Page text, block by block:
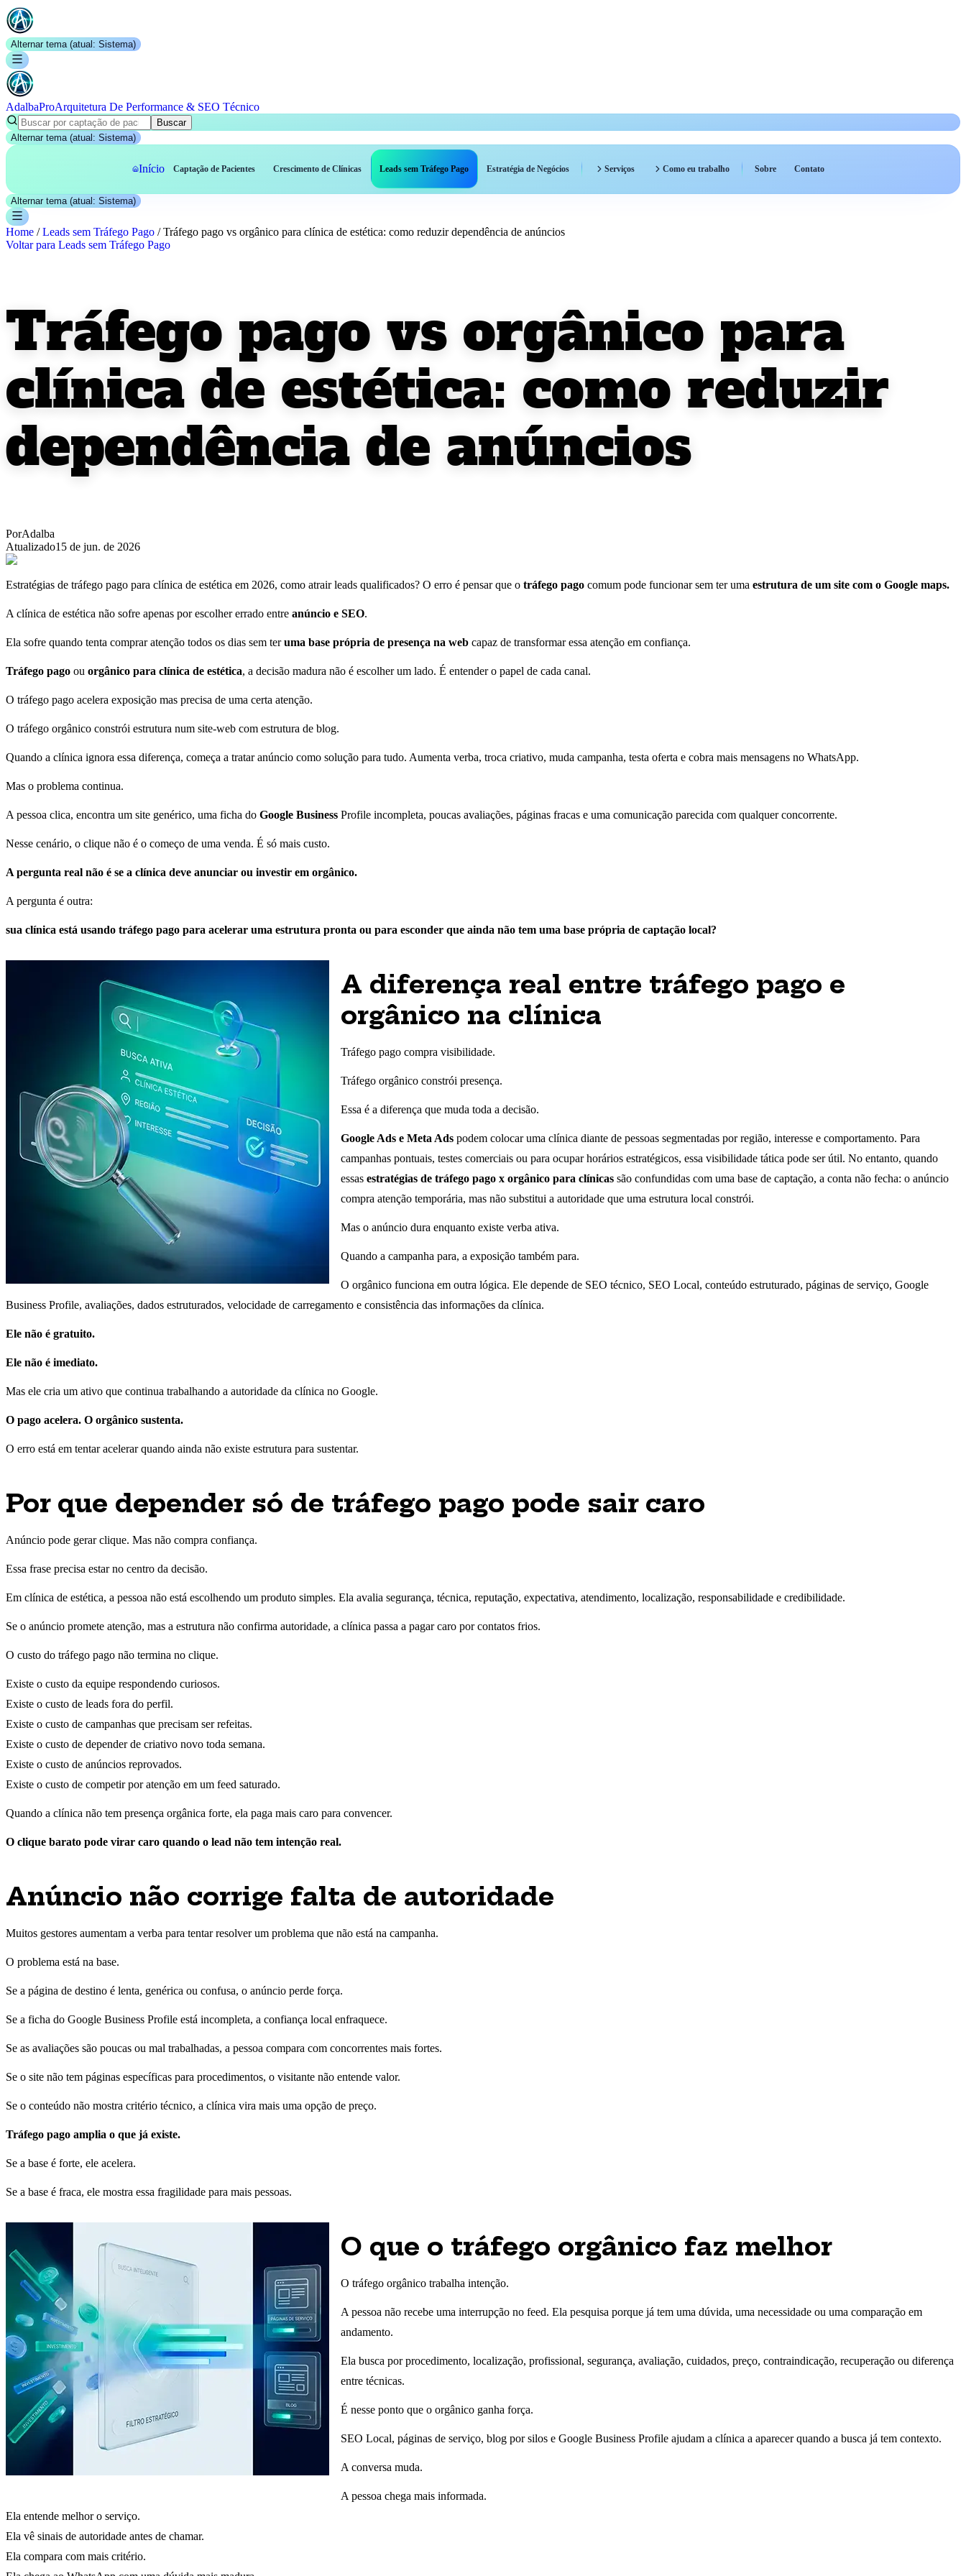
Alternar tema (atual: Sistema)
AdalbaProArquitetura De Performance & SEO Técnico
Buscar
Alternar tema (atual: Sistema)
Início Captação de Pacientes Crescimento de Clínicas Leads sem Tráfego Pago Estratégia de Negócios Serviços Como eu trabalho Sobre Contato
Alternar tema (atual: Sistema)
Home /Leads sem Tráfego Pago /Tráfego pago vs orgânico para clínica de estética: como reduzir dependência de anúncios
Voltar para Leads sem Tráfego Pago
Tráfego pago vs orgânico para
clínica de estética: como reduzir
dependência de anúncios
PorAdalba
Atualizado15 de jun. de 2026
Estratégias de tráfego pago para clínica de estética em 2026, como atrair leads qualificados? O erro é pensar que o tráfego pago comum pode funcionar sem ter uma estrutura de um site com o Google maps.
A clínica de estética não sofre apenas por escolher errado entre anúncio e SEO.
Ela sofre quando tenta comprar atenção todos os dias sem teruma base própria de presença na web capaz de transformar essa atenção em confiança.
Tráfego pago ou orgânico para clínica de estética, a decisão madura não é escolher um lado. É entender o papel de cada canal.
O tráfego pago acelera exposição mas precisa de uma certa atenção.
O tráfego orgânico constrói estrutura num site-web com estrutura de blog.
Quando a clínica ignora essa diferença, começa a tratar anúncio como solução para tudo. Aumenta verba, troca criativo, muda campanha, testa oferta e cobra mais mensagens no WhatsApp.
Mas o problema continua.
A pessoa clica, encontra um site genérico, uma ficha do Google Business Profile incompleta, poucas avaliações, páginas fracas e uma comunicação parecida com qualquer concorrente.
Nesse cenário, o clique não é o começo de uma venda. É só mais custo.
A pergunta real não é se a clínica deve anunciar ou investir em orgânico.
A pergunta é outra:
sua clínica está usando tráfego pago para acelerar uma estrutura pronta ou para esconder que ainda não tem uma base própria de captação local?
A diferença real entre tráfego pago e
orgânico na clínica
Tráfego pago compra visibilidade.
Tráfego orgânico constrói presença.
Essa é a diferença que muda toda a decisão.
Google Ads e Meta Ads podem colocar uma clínica diante de pessoas segmentadas por região, interesse e comportamento. Para
campanhas pontuais, testes comerciais ou para ocupar horários estratégicos, essa visibilidade tática pode ser útil. No entanto, quando
essas estratégias de tráfego pago x orgânico para clínicas são confundidas com uma base de captação, a conta não fecha: o anúncio
compra atenção temporária, mas não substitui a autoridade que uma estrutura local constrói.
Mas o anúncio dura enquanto existe verba ativa.
Quando a campanha para, a exposição também para.
O orgânico funciona em outra lógica. Ele depende de SEO técnico, SEO Local, conteúdo estruturado, páginas de serviço, Google
Business Profile, avaliações, dados estruturados, velocidade de carregamento e consistência das informações da clínica.
Ele não é gratuito.
Ele não é imediato.
Mas ele cria um ativo que continua trabalhando a autoridade da clínica no Google.
O pago acelera. O orgânico sustenta.
O erro está em tentar acelerar quando ainda não existe estrutura para sustentar.
Por que depender só de tráfego pago pode sair caro
Anúncio pode gerar clique. Mas não compra confiança.
Essa frase precisa estar no centro da decisão.
Em clínica de estética, a pessoa não está escolhendo um produto simples. Ela avalia segurança, técnica, reputação, expectativa, atendimento, localização, responsabilidade e credibilidade.
Se o anúncio promete atenção, mas a estrutura não confirma autoridade, a clínica passa a pagar caro por contatos frios.
O custo do tráfego pago não termina no clique.
Existe o custo da equipe respondendo curiosos.
Existe o custo de leads fora do perfil.
Existe o custo de campanhas que precisam ser refeitas.
Existe o custo de depender de criativo novo toda semana.
Existe o custo de anúncios reprovados.
Existe o custo de competir por atenção em um feed saturado.
Quando a clínica não tem presença orgânica forte, ela paga mais caro para convencer.
O clique barato pode virar caro quando o lead não tem intenção real.
Anúncio não corrige falta de autoridade
Muitos gestores aumentam a verba para tentar resolver um problema que não está na campanha.
O problema está na base.
Se a página de destino é lenta, genérica ou confusa, o anúncio perde força.
Se a ficha do Google Business Profile está incompleta, a confiança local enfraquece.
Se as avaliações são poucas ou mal trabalhadas, a pessoa compara com concorrentes mais fortes.
Se o site não tem páginas específicas para procedimentos, o visitante não entende valor.
Se o conteúdo não mostra critério técnico, a clínica vira mais uma opção de preço.
Tráfego pago amplia o que já existe.
Se a base é forte, ele acelera.
Se a base é fraca, ele mostra essa fragilidade para mais pessoas.
O que o tráfego orgânico faz melhor
O tráfego orgânico trabalha intenção.
A pessoa não recebe uma interrupção no feed. Ela pesquisa porque já tem uma dúvida, uma necessidade ou uma comparação em
andamento.
Ela busca por procedimento, localização, profissional, segurança, avaliação, cuidados, preço, contraindicação, recuperação ou diferença
entre técnicas.
É nesse ponto que o orgânico ganha força.
SEO Local, páginas de serviço, blog por silos e Google Business Profile ajudam a clínica a aparecer quando a busca já tem contexto.
A conversa muda.
A pessoa chega mais informada.
Ela entende melhor o serviço.
Ela vê sinais de autoridade antes de chamar.
Ela compara com mais critério.